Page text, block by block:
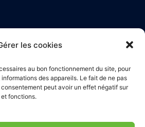
les cookies
au bon fonctionnement du site, pour
des appareils. Le fait de ne pas
peut avoir un effet négatif sur
fonctions.
de Saint-Georges d'Orques